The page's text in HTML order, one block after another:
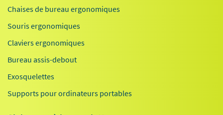
Chaises de bureau ergonomiques
Souris ergonomiques
Claviers ergonomiques
Bureau assis-debout
Exosquelettes
Supports pour ordinateurs portables